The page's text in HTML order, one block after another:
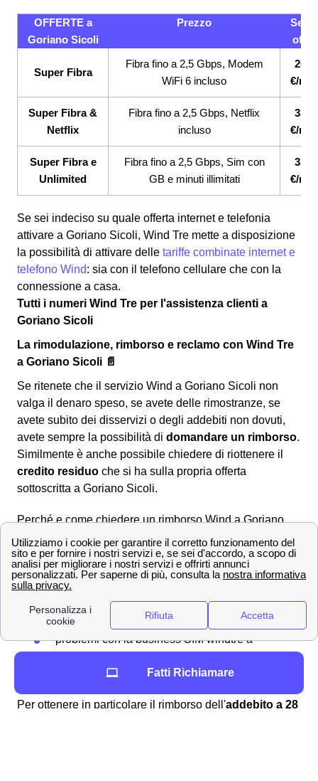
OFFERTE a
Goriano Sicoli
Prezzo
Super Fibra
Fibra fino a 2,5 Gbps, Modem
WiFi 6 incluso
€/
Super Fibra &
Netflix
Fibra fino a 2,5 Gbps, Netflix
incluso
€/
Super Fibra e
Unlimited
Fibra fino a 2,5 Gbps, Sim con
GB e minuti illimitati
€/
Se sei indeciso su quale offerta internet e telefonia
attivare a Goriano Sicoli, Wind Tre mette a disposizione
la possibilità di attivare delle tariffe combinate internet e
telefono Wind: sia con il telefono cellulare che con la
connessione a casa.
Tutti i numeri Wind Tre per l'assistenza clienti a
Goriano Sicoli
La rimodulazione, rimborso e reclamo con Wind Tre
a Goriano Sicoli 📄
Se ritenete che il servizio Wind a Goriano Sicoli non
valga il denaro speso, se avete delle rimostranze, se
avete subito dei disservizi o degli addebiti non dovuti,
avete sempre la possibilità di domandare un rimborso.
Similmente è anche possibile chiedere di riottenere il
credito residuo che si ha sulla propria offerta
sottoscritta a Goriano Sicoli.
Perché e come chiedere un rimborso Wind a Goriano
Sicoli
Richiedere un rimborsoa WindTre a Goriano Sicoli è
una procedura alquanto semplice e lineare che può
essere svolta per molteplici ragioni, ad esempio:
fatturazioni errate
addebito ogni 28 giorni
problemi con la business SIM windtre a
richiesta del credito residuo
Per ottenere in particolare il rimborso dell'addebito a 28
Fatti Richiamare